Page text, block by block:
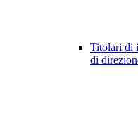
Titolari di
di